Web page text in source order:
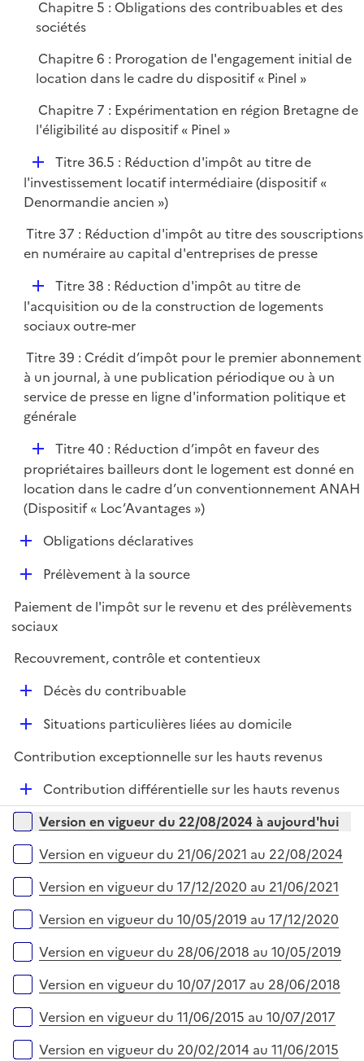
r
e
Chapitre 5 : Obligations des contribuables et des
sociétés
Chapitre 6 : Prorogation de l'engagement initial de
location dans le cadre du dispositif « Pinel »
Chapitre 7 : Expérimentation en région Bretagne de
l'éligibilité au dispositif « Pinel »
D
é
p
i
e
Titre 36.5 : Réduction d'impôt au titre de
l'investissement locatif intermédiaire (dispositif «
Denormandie ancien »)
Titre 37 : Réduction d'impôt au titre des souscriptions
en numéraire au capital d'entreprises de presse
D
é
p
i
e
r
Titre 38 : Réduction d'impôt au titre de
l'acquisition ou de la construction de logements
sociaux outre-mer
Titre 39 : Crédit d’impôt pour le premier abonnement
à un journal, à une publication périodique ou à un
service de presse en ligne d'information politique et
générale
D
é
p
l
e
r
Titre 40 : Réduction d’impôt en faveur des
propriétaires bailleurs dont le logement est donné en
location dans le cadre d’un conventionnement ANAH
(Dispositif « Loc’Avantages »)
D
i
e
r
Obligations déclaratives
D
p
l
i
Prélèvement à la source
Paiement de l'impôt sur le revenu et des prélèvements
sociaux
Recouvrement, contrôle et contentieux
D
i
r
Décès du contribuable
D
p
i
e
Situations particulières liées au domicile
Contribution exceptionnelle sur les hauts revenus
D
é
p
e
Contribution différentielle sur les hauts revenus
Versions sur la période
Version en vigueur du 22/08/2024 à aujourd'hui
Version en vigueur du 21/06/2021 au 22/08/2024
Version en vigueur du 17/12/2020 au 21/06/2021
Version en vigueur du 10/05/2019 au 17/12/2020
Version en vigueur du 28/06/2018 au 10/05/2019
Version en vigueur du 10/07/2017 au 28/06/2018
Version en vigueur du 11/06/2015 au 10/07/2017
Version en vigueur du 20/02/2014 au 11/06/2015